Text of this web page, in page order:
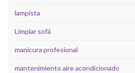
lampista
Limpiar sofá
manicura profesional
mantenimiento aire acondicionado